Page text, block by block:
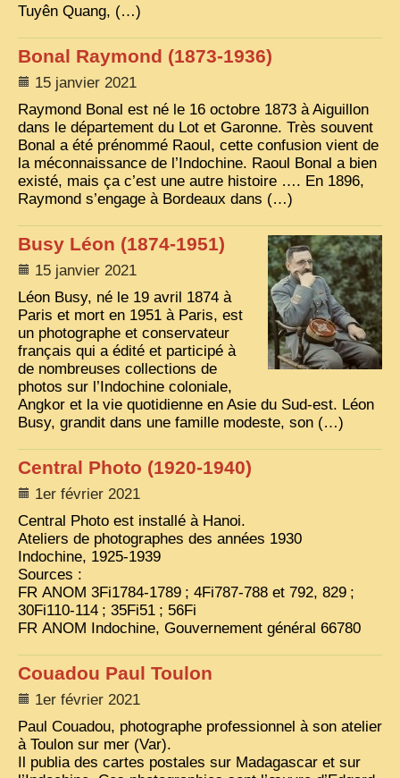
Tuyên Quang, (…)
Bonal Raymond (1873-1936)
15 janvier 2021
Raymond Bonal est né le 16 octobre 1873 à Aiguillon
dans le département du Lot et Garonne. Très souvent
Bonal a été prénommé Raoul, cette confusion vient de
la méconnaissance de l’Indochine. Raoul Bonal a bien
existé, mais ça c’est une autre histoire …. En 1896,
Raymond s’engage à Bordeaux dans (…)
Busy Léon (1874-1951)
15 janvier 2021
Léon Busy, né le 19 avril 1874 à
Paris et mort en 1951 à Paris, est
un photographe et conservateur
français qui a édité et participé à
de nombreuses collections de
photos sur l’Indochine coloniale,
Angkor et la vie quotidienne en Asie du Sud-est. Léon
Busy, grandit dans une famille modeste, son (…)
Central Photo (1920-1940)
1er février 2021
Central Photo est installé à Hanoi.
Ateliers de photographes des années 1930
Indochine, 1925-1939
Sources :
FR ANOM 3Fi1784-1789 ; 4Fi787-788 et 792, 829 ;
30Fi110-114 ; 35Fi51 ; 56Fi
FR ANOM Indochine, Gouvernement général 66780
Couadou Paul Toulon
1er février 2021
Paul Couadou, photographe professionnel à son atelier
à Toulon sur mer (Var).
Il publia des cartes postales sur Madagascar et sur